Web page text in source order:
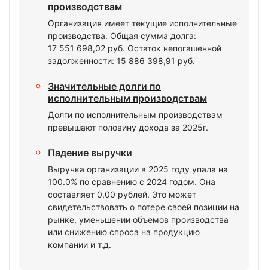
производствам
Организация имеет текущие исполнительные
производства. Общая сумма долга:
17 551 698,02 руб. Остаток непогашенной
задолженности: 15 886 398,91 руб.
Значительные долги по
исполнительным производствам
Долги по исполнительным производствам
превышают половину дохода за 2025г.
Падение выручки
Выручка организации в 2025 году упала на
100.0% по сравнению с 2024 годом. Она
составляет 0,00 рублей. Это может
свидетельствовать о потере своей позиции на
рынке, уменьшении объемов производства
или снижению спроса на продукцию
компании и т.д.